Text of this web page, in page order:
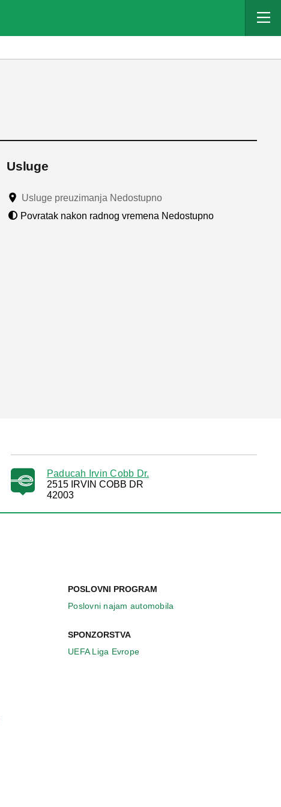
Usluge
Usluge preuzimanja Nedostupno
Povratak nakon radnog vremena Nedostupno
Paducah Irvin Cobb Dr.
2515 IRVIN COBB DR
42003
POSLOVNI PROGRAM
Poslovni najam automobila
SPONZORSTVA
UEFA Liga Evrope